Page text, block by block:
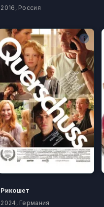
2016, Россия
Рикошет
2024, Германия